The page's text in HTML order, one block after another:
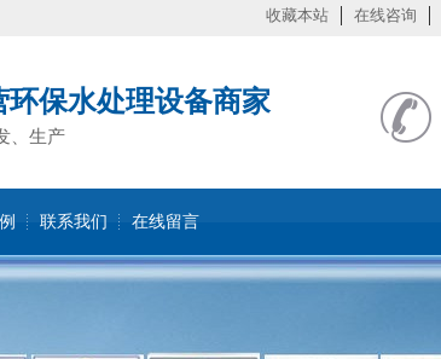
收藏本站 在线咨询
保水处理设备商家
、生产
联系我们 在线留言